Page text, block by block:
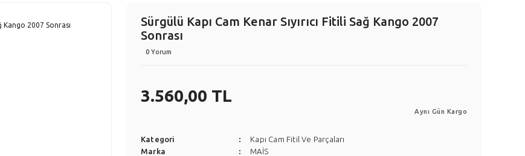
Sürgülü Kapı Cam Kenar Sıyırıcı Fitili Sağ Kango 2007
Sonrası
0 Yorum
3.560,00 TL
Aynı Gün Kargo
Kategori
Kapı Cam Fitil Ve Parçaları
Marka
MAİS